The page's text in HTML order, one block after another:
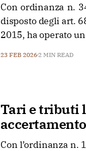
Con ordinanza n.
disposto degli art.
2015, ha operato
23 FEB 2026 2 MIN READ
Tari e tributi
Con l’ordinanza n.